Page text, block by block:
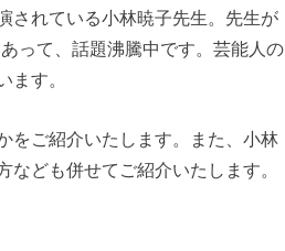
されている小林暁子先生。先生が
って、話題沸騰中です。芸能人の
ます。
をご紹介いたします。また、小林
ども併せてご紹介いたします。